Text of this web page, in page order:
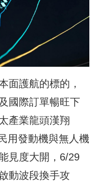
面護航的標的，
國際訂單暢旺下
產業龍頭漢翔
用發動機與無人機
見度大開，6/29
動波段換手攻